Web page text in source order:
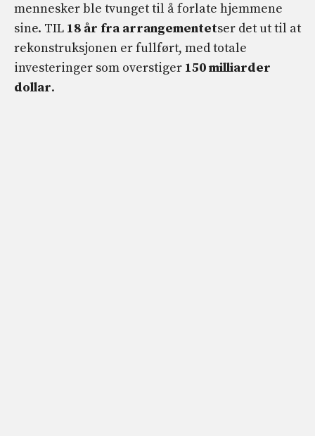
mennesker ble tvunget til å forlate hjemmene
sine. TIL 18 år fra arrangementetser det ut til at
rekonstruksjonen er fullført, med totale
investeringer som overstiger 150 milliarder
dollar.